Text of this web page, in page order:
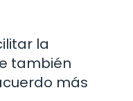
la
también
más